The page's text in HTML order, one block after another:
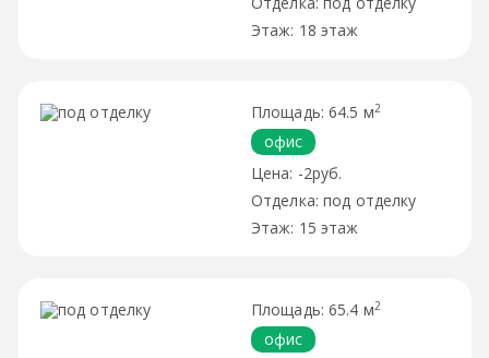
18 этаж
64.5 м2
офис
-2руб.
под отделку
15 этаж
65.4 м2
офис